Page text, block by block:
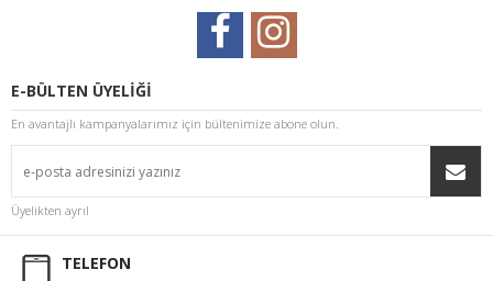
E-BÜLTEN ÜYELİĞİ
En avantajlı kampanyalarımız için bültenimize abone olun.
Üyelikten ayrıl
TELEFON